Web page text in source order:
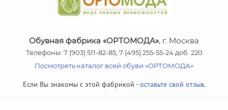
Обувная фабрика «ОРТОМОДА», г. Москва
Телефоны: 7 (903) 511-82-85, 7 (495) 255-55-24 доб. 220
Посмотреть каталог всей обуви «ОРТОМОДА»
Если Вы знакомы с этой фабрикой -оставьте свой отзыв.